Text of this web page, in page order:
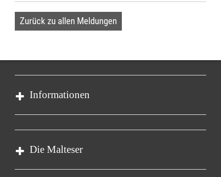
Zurück zu allen Meldungen
Informationen
Impressum
Datenschutz
Die Malteser